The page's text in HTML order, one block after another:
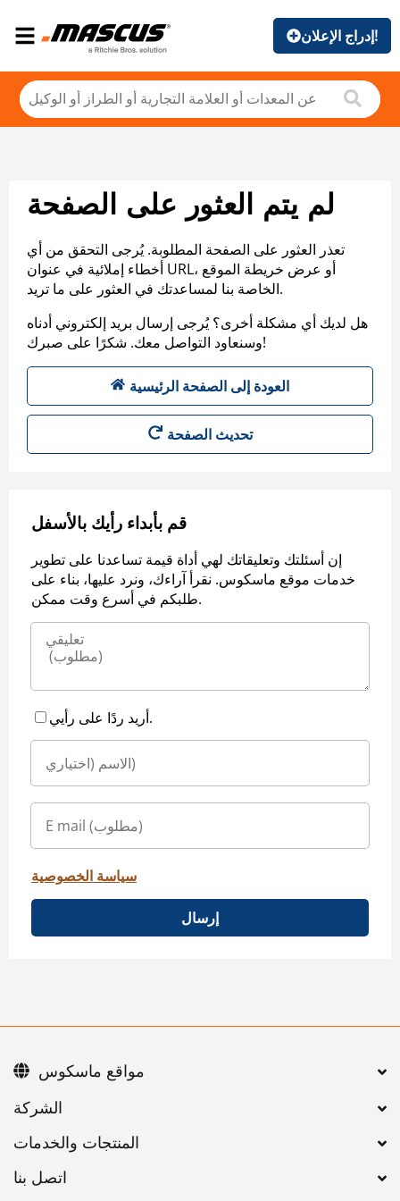
إدراج الإعلان!
لم يتم العثور على الصفحة
تعذر العثور على الصفحة المطلوبة. يُرجى التحقق من أي
أخطاء إملائية في عنوان URL، أو عرض خريطة الموقع
الخاصة بنا لمساعدتك في العثور على ما تريد.
هل لديك أي مشكلة أخرى؟ يُرجى إرسال بريد إلكتروني أدناه
وسنعاود التواصل معك. شكرًا على صبرك!
العودة إلى الصفحة الرئيسية
تحديث الصفحة
قم بأبداء رأيك بالأسفل
إن أسئلتك وتعليقاتك لهي أداة قيمة تساعدنا على تطوير
خدمات موقع ماسكوس. نقرأ آراءك، ونرد عليها، بناء على
طلبكم في أسرع وقت ممكن.
أريد ردًا على رأيي.
سياسة الخصوصية
إرسال
اتصل بنا
مواقع ماسكوس